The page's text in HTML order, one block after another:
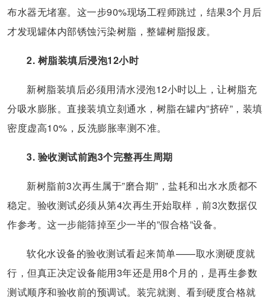
布水器无堵塞。这一步90%现场工程师跳过，结果3个月后
才发现罐体内部锈蚀污染树脂，整罐树脂报废。
2. 树脂装填后浸泡12小时
新树脂装填后必须用清水浸泡12小时以上，让树脂充
分吸水膨胀。直接装填立刻通水，树脂在罐内”挤碎”，装填
密度虚高10%，反洗膨胀率测不准。
3. 验收测试前跑3个完整再生周期
新树脂前3次再生属于”磨合期”，盐耗和出水水质都不
稳定。验收测试必须从第4次再生开始取样，前3次数据仅
作参考。这一步能筛掉至少一半的”假合格”设备。
软化水设备的验收测试看起来简单——取水测硬度就
行，但真正决定设备能用3年还是用8个月的，是再生参数
测试顺序和验收前的预调试。装完就测、看到硬度合格就